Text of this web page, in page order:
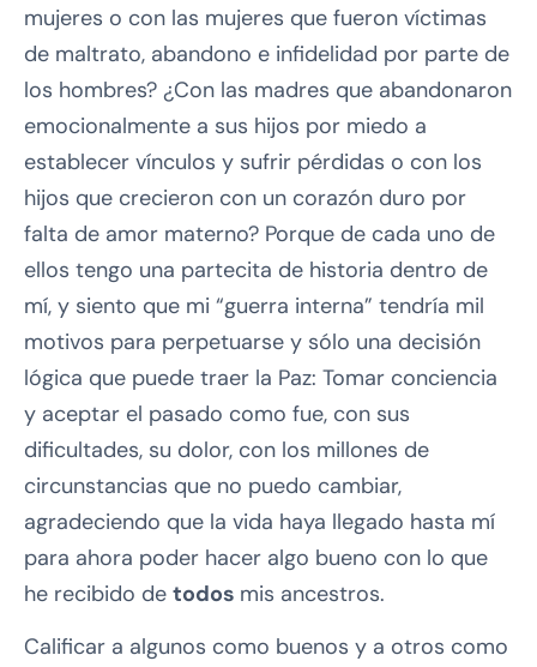
mujeres o con las mujeres que fueron víctimas
de maltrato, abandono e infidelidad por parte de
los hombres? ¿Con las madres que abandonaron
emocionalmente a sus hijos por miedo a
establecer vínculos y sufrir pérdidas o con los
hijos que crecieron con un corazón duro por
falta de amor materno? Porque de cada uno de
ellos tengo una partecita de historia dentro de
mí, y siento que mi “guerra interna” tendría mil
motivos para perpetuarse y sólo una decisión
lógica que puede traer la Paz: Tomar conciencia
y aceptar el pasado como fue, con sus
dificultades, su dolor, con los millones de
circunstancias que no puedo cambiar,
agradeciendo que la vida haya llegado hasta mí
para ahora poder hacer algo bueno con lo que
he recibido de todos mis ancestros.
Calificar a algunos como buenos y a otros como